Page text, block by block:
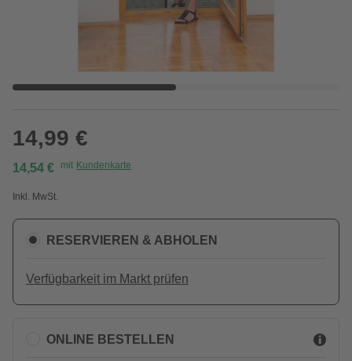
14,99 €
14,54 € mit Kundenkarte
Inkl. MwSt.
RESERVIEREN & ABHOLEN
Verfügbarkeit im Markt prüfen
ONLINE BESTELLEN